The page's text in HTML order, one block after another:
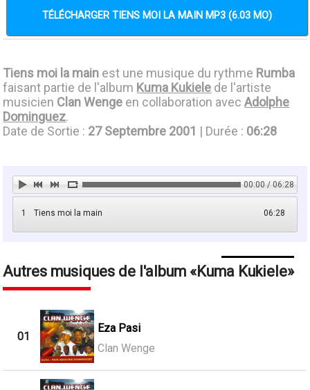
TÉLÉCHARGER TIENS MOI LA MAIN MP3 (6.03 MO)
Tiens moi la main est une musique du rythme Rumba
faisant partie de l'album Kuma Kukiele de l'artiste
musicien Clan Wenge en collaboration avecAdolphe
Dominguez.
Date de Sortie : 27 Septembre 2001 | Durée : 06:28
00:00 / 06:28
1 06:28
Tiens moi la main
Autres musiques de l'album Kuma Kukiele
01
Eza Pasi
Clan Wenge